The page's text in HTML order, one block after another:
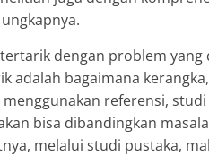
dengan problem
adalah bagaimana
referensi,
bisa dibandingkan
melalui studi pustaka,